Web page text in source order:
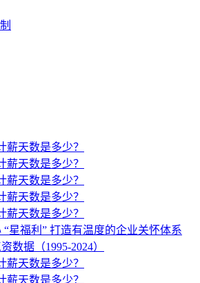
薪天数是多少？
薪天数是多少？
薪天数是多少？
薪天数是多少？
薪天数是多少？
“星福利” 打造有温度的企业关怀体系
数据（1995-2024）
薪天数是多少？
薪天数是多少？